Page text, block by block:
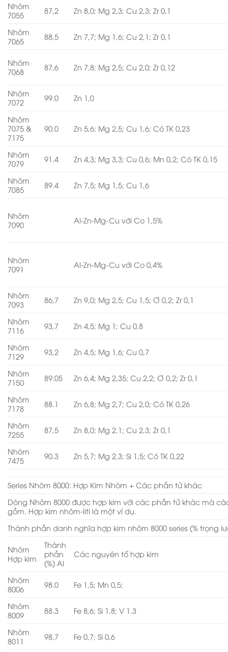
Nhôm
7055
87,2 Zn 8,0; Mg 2,3; Cu 2,3; Zr 0,1
Nhôm
7065
88,5 Zn 7,7; Mg 1,6; Cu 2,1; Zr 0,1
Nhôm
7068
87,6 Zn 7,8; Mg 2,5; Cu 2,0; Zr 0,12
Nhôm
7072
99.0 Zn 1,0
Nhôm
7075 &
7175
90.0 Zn 5,6; Mg 2,5; Cu 1,6; Có TK 0,23
Nhôm
7079
91.4 Zn 4,3; Mg 3,3; Cu 0,6; Mn 0,2; Có TK 0,15
Nhôm
7085
89.4 Zn 7,5; Mg 1,5; Cu 1,6
Nhôm
7090
Al-Zn-Mg-Cu với Co 1,5%
Nhôm
7091
Al-Zn-Mg-Cu với Co 0,4%
Nhôm
7093
86,7 Zn 9,0; Mg 2,5; Cu 1,5; Ơ 0,2; Zr 0,1
Nhôm
7116
93,7 Zn 4,5; Mg 1; Cu 0,8
Nhôm
7129
93,2 Zn 4,5; Mg 1,6; Cu 0,7
Nhôm
7150
89.05 Zn 6,4; Mg 2,35; Cu 2,2; Ơ 0,2; Zr 0,1
Nhôm
7178
88.1 Zn 6,8; Mg 2,7; Cu 2,0; Có TK 0,26
Nhôm
7255
87,5 Zn 8,0; Mg 2,1; Cu 2,3; Zr 0,1
Nhôm
7475
90.3 Zn 5,7; Mg 2,3; Si 1,5; Có TK 0,22
Series Nhôm 8000: Hợp Kim Nhôm + Các phần tử khác
Dòng Nhôm 8000 được hợp kim với các phần tử khác mà
gồm. Hợp kim nhôm-liti là một ví dụ.
Thành phần danh nghĩa hợp kim nhôm 8000 series (% trọng
Nhôm
Hợp kim
Thành
phần
(%) Al
Các nguyên tố hợp kim
Nhôm
8006
98.0 Fe 1,5; Mn 0,5;
Nhôm
8009
88.3 Fe 8,6; Si 1,8; V 1.3
Nhôm
8011
98,7 Fe 0,7; Si 0,6